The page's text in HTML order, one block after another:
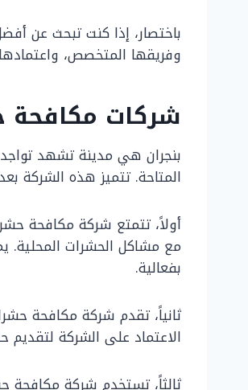
باختصار، إذا كنت تبحث عن
وفريقها المتخصص،
شركات مكافحة
بنجران هي مدينة تشهد
المتاحة. تتميز هذه الشركة
أولاً، تتمتع شركة مكافحة
مع مشاكل الحشرات المحلية.
بفعالية.
ثانياً، تقدم شركة مكافحة
الاعتماد على الشركة لتقديم
ثالثاً، تستخدم شركة مكافحة